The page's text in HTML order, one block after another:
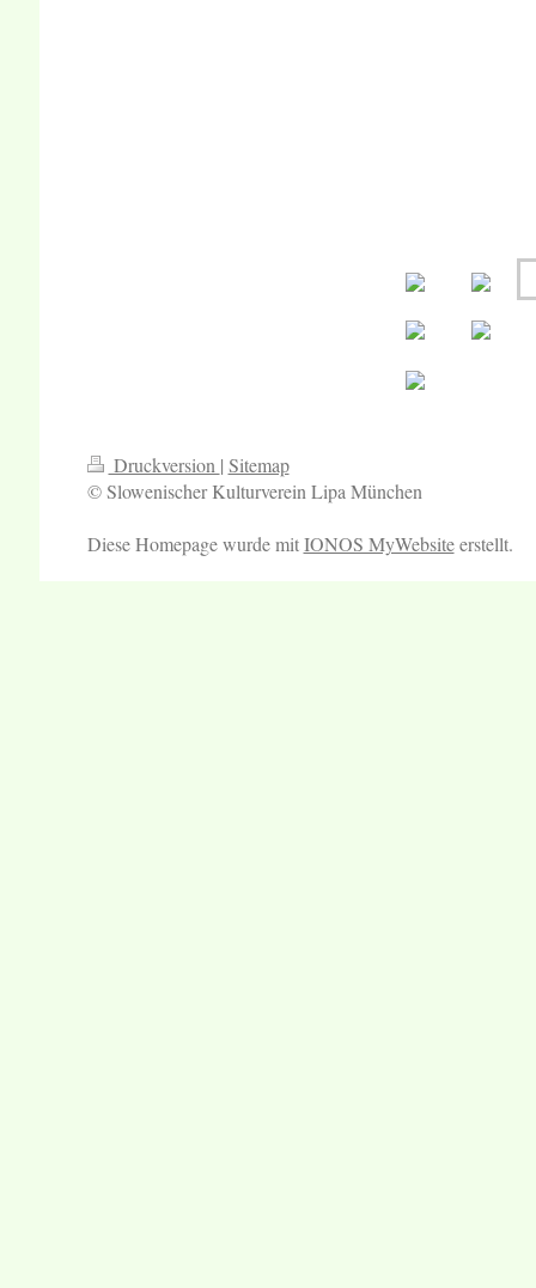
Druckversion | Sitemap
© Slowenischer Kulturverein Lipa München
Diese Homepage wurde mitIONOS MyWebsiteerstellt.